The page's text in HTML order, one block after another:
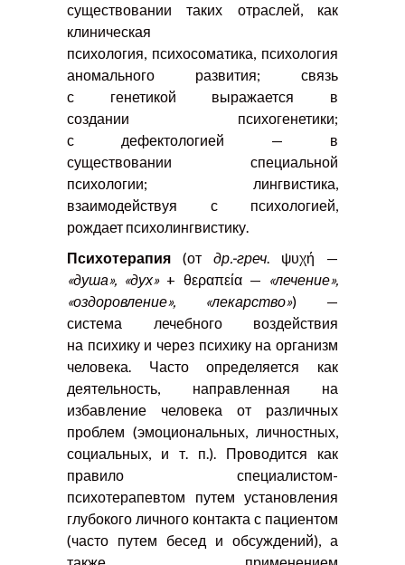
существовании таких отраслей, как
клиническая
психология, психосоматика, психология
аномального развития; связь
с генетикой выражается в
создании психогенетики;
с дефектологией — в
существовании специальной
психологии; лингвистика,
взаимодействуя с психологией,
рождает психолингвистику.
Психотерапия (от др.-греч. ψυχή —
«душа», «дух»+ θεραπεία — «лечение»,
«оздоровление», «лекарство») —
система лечебного воздействия
на психику и через психику на организм
человека. Часто определяется как
деятельность, направленная на
избавление человека от различных
проблем (эмоциональных, личностных,
социальных, и т. п.). Проводится как
правило специалистом-
психотерапевтом путем установления
глубокого личного контакта с пациентом
(часто путем бесед и обсуждений), а